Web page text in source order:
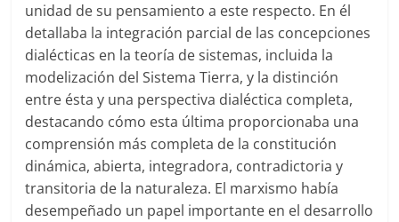
unidad de su pensamiento a este respecto. En él
detallaba la integración parcial de las concepciones
dialécticas en la teoría de sistemas, incluida la
modelización del Sistema Tierra, y la distinción
entre ésta y una perspectiva dialéctica completa,
destacando cómo esta última proporcionaba una
comprensión más completa de la constitución
dinámica, abierta, integradora, contradictoria y
transitoria de la naturaleza. El marxismo había
desempeñado un papel importante en el desarrollo